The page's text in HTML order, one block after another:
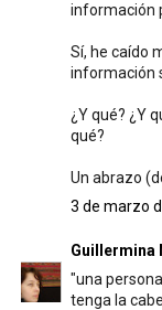
información
Sí, he caído
información
¿Y qué? ¿Y
qué?
Un abrazo
3 de marzo
Guillermina
"una
tenga la